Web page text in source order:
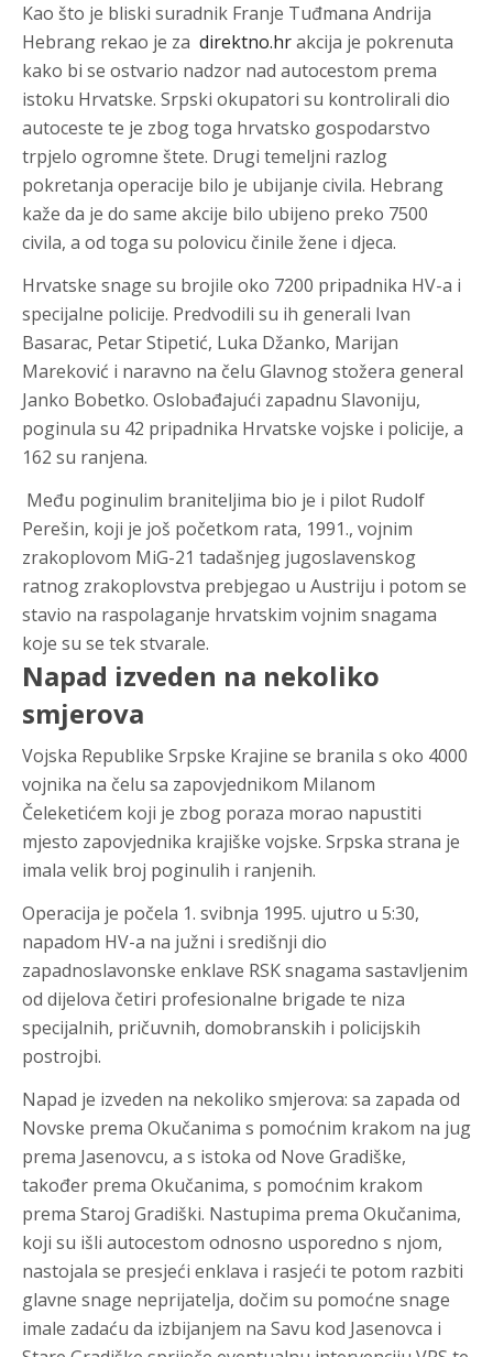
Kao što je bliski suradnik Franje Tuđmana Andrija
Hebrang rekao je za direktno.hrakcija je pokrenuta
kako bi se ostvario nadzor nad autocestom prema
istoku Hrvatske. Srpski okupatori su kontrolirali dio
autoceste te je zbog toga hrvatsko gospodarstvo
trpjelo ogromne štete. Drugi temeljni razlog
pokretanja operacije bilo je ubijanje civila. Hebrang
kaže da je do same akcije bilo ubijeno preko 7500
civila, a od toga su polovicu činile žene i djeca.
Hrvatske snage su brojile oko 7200 pripadnika HV-a i
specijalne policije. Predvodili su ih generali Ivan
Basarac, Petar Stipetić, Luka Džanko, Marijan
Mareković i naravno na čelu Glavnog stožera general
Janko Bobetko. Oslobađajući zapadnu Slavoniju,
poginula su 42 pripadnika Hrvatske vojske i policije, a
162 su ranjena.
Među poginulim braniteljima bio je i pilot Rudolf
Perešin, koji je još početkom rata, 1991., vojnim
zrakoplovom MiG-21 tadašnjeg jugoslavenskog
ratnog zrakoplovstva prebjegao u Austriju i potom se
stavio na raspolaganje hrvatskim vojnim snagama
koje su se tek stvarale.
Napad izveden na nekoliko
smjerova
Vojska Republike Srpske Krajine se branila s oko 4000
vojnika na čelu sa zapovjednikom Milanom
Čeleketićem koji je zbog poraza morao napustiti
mjesto zapovjednika krajiške vojske. Srpska strana je
imala velik broj poginulih i ranjenih.
Operacija je počela 1. svibnja 1995. ujutro u 5:30,
napadom HV-a na južni i središnji dio
zapadnoslavonske enklave RSK snagama sastavljenim
od dijelova četiri profesionalne brigade te niza
specijalnih, pričuvnih, domobranskih i policijskih
postrojbi.
Napad je izveden na nekoliko smjerova: sa zapada od
Novske prema Okučanima s pomoćnim krakom na jug
prema Jasenovcu, a s istoka od Nove Gradiške,
također prema Okučanima, s pomoćnim krakom
prema Staroj Gradiški. Nastupima prema Okučanima,
koji su išli autocestom odnosno usporedno s njom,
nastojala se presjeći enklava i rasjeći te potom razbiti
glavne snage neprijatelja, dočim su pomoćne snage
imale zadaću da izbijanjem na Savu kod Jasenovca i